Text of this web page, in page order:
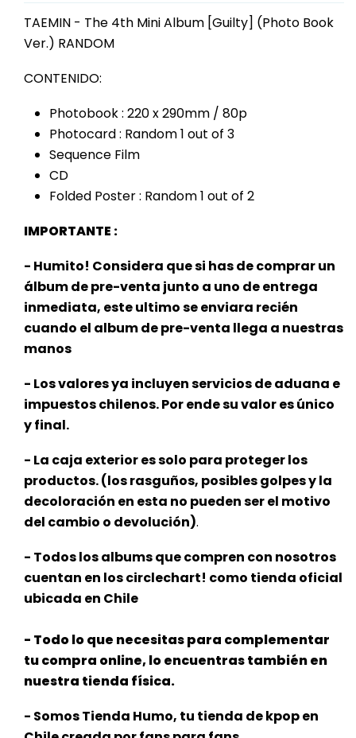
TAEMIN - The 4th Mini Album [Guilty] (Photo Book
Ver.) RANDOM
CONTENIDO:
Photobook : 220 x 290mm / 80p
Photocard : Random 1 out of 3
Sequence Film
CD
Folded Poster : Random 1 out of 2
IMPORTANTE :
- Humito! Considera que si has de comprar un
álbum de pre-venta junto a uno de entrega
inmediata, esteultimo se enviara recién
cuando el album de pre-venta llega a nuestras
manos
- Los valores ya incluyen servicios de aduana e
impuestos chilenos. Por ende su valor es único
y final.
- La caja exterior es solo para proteger los
productos. (los rasguños, posibles golpes y la
decoloración en esta no pueden ser el motivo
del cambio o devolución).
- Todos los albums que compren con nosotros
cuentan en los circlechart! como tienda oficial
ubicada en Chile
- Todo lo que necesitas para complementar
tu compra online, lo encuentras también en
nuestra tienda física.
- Somos Tienda Humo, tu tienda de kpop en